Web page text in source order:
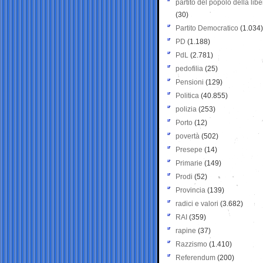
partito del popolo della
(30)
Partito Democratico (1.034)
PD (1.188)
PdL (2.781)
pedofilia (25)
Pensioni (129)
Politica (40.855)
polizia (253)
Porto (12)
povertà (502)
Presepe (14)
Primarie (149)
Prodi (52)
Provincia (139)
radici e valori (3.682)
RAI (359)
rapine (37)
Razzismo (1.410)
Referendum (200)